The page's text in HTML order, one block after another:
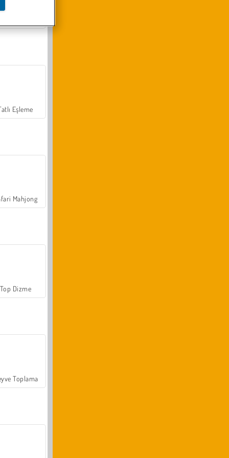
Eşleme
Mahjong
Top Dizme
Toplama